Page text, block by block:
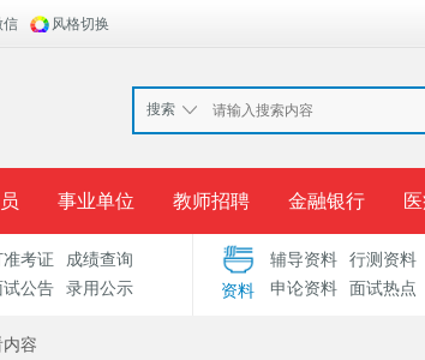
信 风格切换
搜索
事业单位 教师招聘 金融银行
报考指导 准考证打印 成绩
学员风采
准考证
成绩查询
试公告
录用公示 资料
辅导资料
行测资料
申论资料
面试热点
容